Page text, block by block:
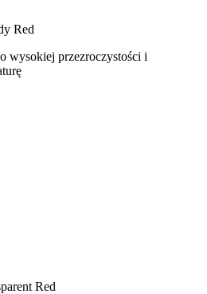
Red
wysokiej przezroczystości i
Red